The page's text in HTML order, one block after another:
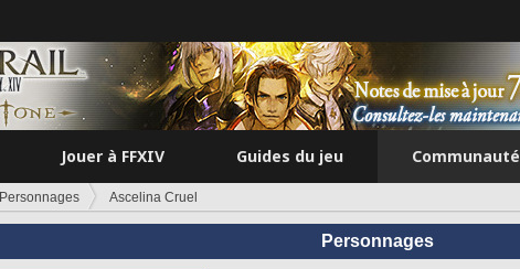
Jouer à FFXIV Guides du jeu Communauté
Personnages Ascelina Cruel
Personnages